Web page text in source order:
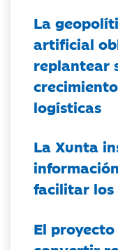
La
artificial
replantear
logísticas
La Xunta
facilitar los
El